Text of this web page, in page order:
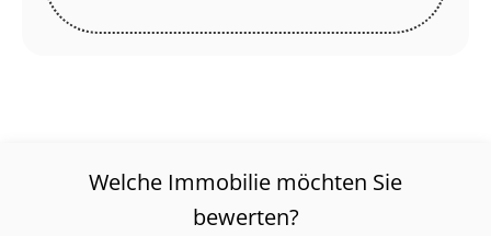
Welche Immobilie möchten Sie
bewerten?